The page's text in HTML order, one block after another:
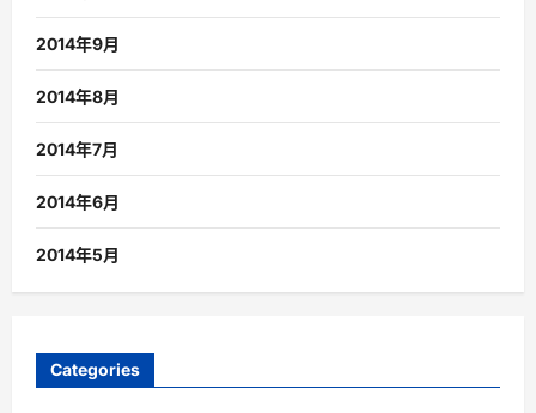
2014年9月
2014年8月
2014年7月
2014年6月
2014年5月
Categories